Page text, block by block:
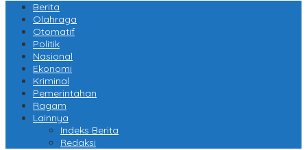
Berita
Olahraga
Otomatif
Politik
Nasional
Ekonomi
Kriminal
Pemerintahan
Ragam
Lainnya
Indeks Berita
Redaksi